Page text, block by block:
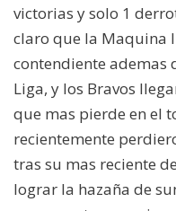
victorias y solo 1
claro que la Maquina
contendiente ademas
Liga, y los Bravos
que mas pierde en el
recientemente
tras su mas reciente
lograr la hazaña de